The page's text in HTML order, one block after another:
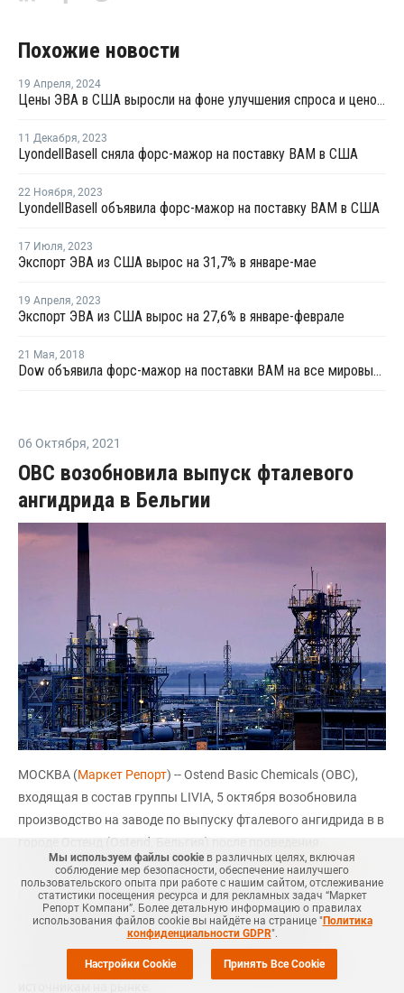
Похожие новости
19 Апреля, 2024
Цены ЭВА в США выросли на фоне улучшения спроса и ценового давления
11 Декабря, 2023
LyondellBasell сняла форс-мажор на поставку ВАМ в США
22 Ноября, 2023
LyondellBasell объявила форс-мажор на поставку ВАМ в США
17 Июля, 2023
Экспорт ЭВА из США вырос на 31,7% в январе-мае
19 Апреля, 2023
Экспорт ЭВА из США вырос на 27,6% в январе-феврале
21 Мая, 2018
Dow объявила форс-мажор на поставки ВАМ на все мировые рынки
06 Октября, 2021
OBC возобновила выпуск фталевого
ангидрида в Бельгии
МОСКВА (Маркет Репорт) -- Ostend Basic Chemicals (OBС),
входящая в состав группы LIVIA, 5 октября возобновила
производство на заводе по выпуску фталевого ангидрида в в
городе Остенд (Ostend, Бельгия) после проведения
внеплановых ремонтных работ, сообщаетPolymerupdate
Компания объявила о форс-мажоре 24 сентября из-за
технической проблемы и должна была возобновить
производство мощностью 100 тыс. тонн фталевого
ангидрида в год в четверг на прошлой неделе, согласно
Мы используем файлы cookie в различных целях, включая
соблюдение мер безопасности, обеспечение наилучшего
пользовательского опыта при работе с нашим сайтом, отслеживание
статистики посещения ресурса и для рекламных задач “Маркет
Репорт Компани”. Более детальную информацию о правилах
использования файлов cookie вы найдёте на странице "Политика
конфиденциальности GDPR".
Настройки Cookie Принять Все Cookie